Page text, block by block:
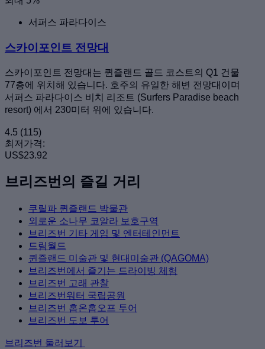
서퍼스 파라다이스
스카이포인트 전망대
스카이포인트 전망대는 퀸즐랜드 골드 코스트의 Q1 건물
77층에 위치해 있습니다. 호주의 유일한 해변 전망대이며
서퍼스 파라다이스 비치 리조트 (Surfers Paradise beach
resort) 에서 230미터 위에 있습니다.
4.5 (115)
최저가격:
US$23.92
브리즈번의 즐길 거리
쿠릴파 퀸즐랜드 박물관
외로운 소나무 코알라 보호구역
브리즈번 기타 게임 및 엔터테인먼트
드림월드
퀸즐랜드 미술관 및 현대미술관 (QAGOMA)
브리즈번에서 즐기는 드라이빙 체험
브리즈번 고래 관찰
브리즈번워터 국립공원
브리즈번 홉온홉오프 투어
브리즈번 도보 투어
브리즈번 둘러보기